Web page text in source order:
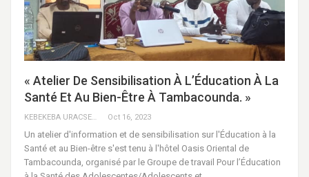
« Atelier De Sensibilisation À L’Éducation À La
Santé Et Au Bien-Être À Tambacounda. »
KEBEKEBA URACSENEGAL / RADIO GADECBEETAWE FM Oct 16, 2023
Un atelier d'information et de sensibilisation sur l'Éducation à la
Santé et au Bien-être s'est tenu à l'hôtel Oasis Oriental de
Tambacounda, organisé par le Groupe de travail Pour l’Éducation